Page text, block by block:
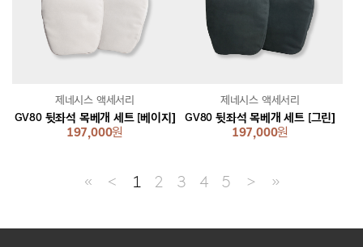
GV80 뒷좌석 목베개 세트 [베이지]
197,000원
제네시스 액세서리
GV80 뒷좌석 목베개 세트 [그린]
197,000원
제네시스 액세서리
≪ ＜ 1 2 3 4 5 ＞ ≫